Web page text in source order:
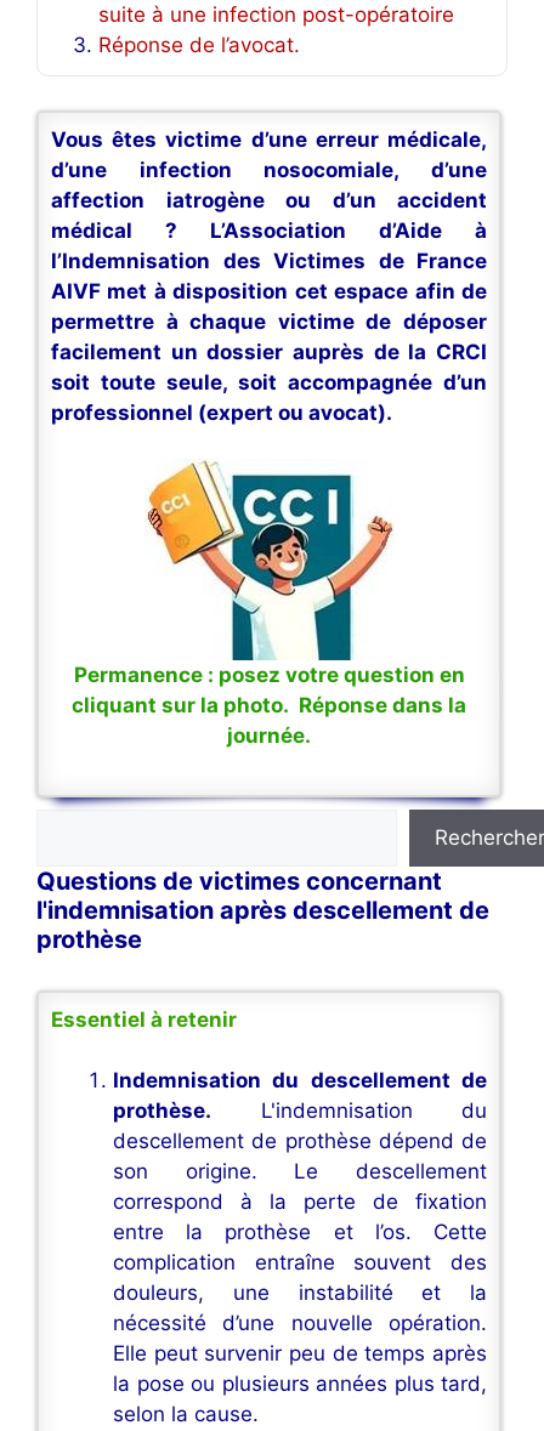
suite à une infection post-opératoire
Réponse de l’avocat.
Vous êtes victime d’une erreur médicale,
d’une infection nosocomiale, d’une
affection iatrogène ou d’un accident
médical ? L’Association d’Aide à
l’Indemnisation des Victimes de France
AIVF met à disposition cet espace afin de
permettre à chaque victime de déposer
facilement un dossier auprès de la CRCI
soit toute seule, soit accompagnée d’un
professionnel (expert ou avocat).
Permanence : posez votre question en
cliquant sur la photo. Réponse dans la
journée.
Rechercher
Questions de victimes concernant
l'indemnisation après descellement de
prothèse
Essentiel à retenir
Indemnisation du descellement de
prothèse. L'indemnisation du
descellement de prothèse dépend de
son origine. Le descellement
correspond à la perte de fixation
entre la prothèse et l’os. Cette
complication entraîne souvent des
douleurs, une instabilité et la
nécessité d’une nouvelle opération.
Elle peut survenir peu de temps après
la pose ou plusieurs années plus tard,
selon la cause.